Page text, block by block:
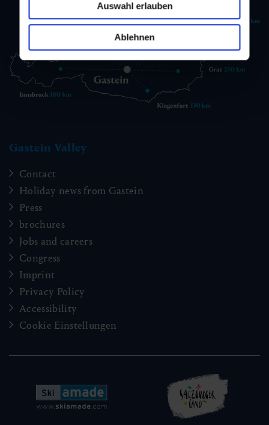
Auswahl erlauben
Ablehnen
Gastein Valley
Contact
Holiday news from Gastein
Press
brochures
Jobs and careers
Congress
Imprint
Privacy Policy
Accessibility
Cookie Einstellungen